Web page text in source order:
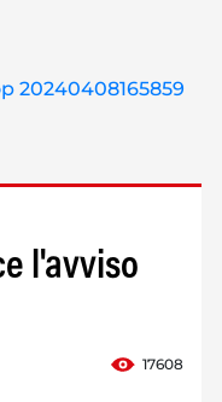
l'avviso
17608